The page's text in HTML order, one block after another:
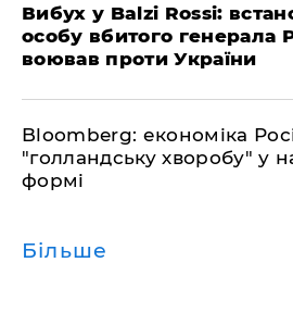
​Вибух у Balzi Rossi:
особу вбитого генерала
воював проти України
Bloomberg: економіка
"голландську хворобу" у
формі
Більше